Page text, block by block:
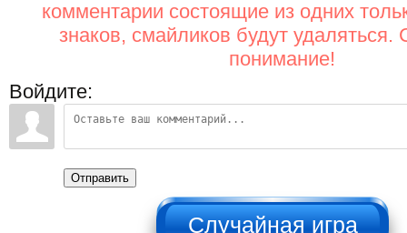
комментарии состоящие из одних
знаков, смайликов будут удаляться.
понимание!
Войдите:
Отправить
НЕ НАЖИМАТЬ!!!